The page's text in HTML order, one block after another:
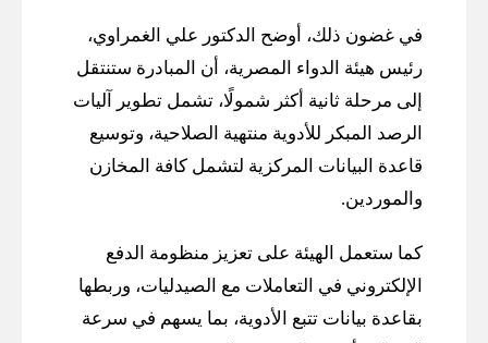
في غضون ذلك، أوضح الدكتور علي الغمراوي،
رئيس هيئة الدواء المصرية، أن المبادرة ستنتقل
إلى مرحلة ثانية أكثر شمولًا، تشمل تطوير آليات
الرصد المبكر للأدوية منتهية الصلاحية، وتوسيع
قاعدة البيانات المركزية لتشمل كافة المخازن
والموردين.
كما ستعمل الهيئة على تعزيز منظومة الدفع
الإلكتروني في التعاملات مع الصيدليات، وربطها
بقاعدة بيانات تتبع الأدوية، بما يسهم في سرعة